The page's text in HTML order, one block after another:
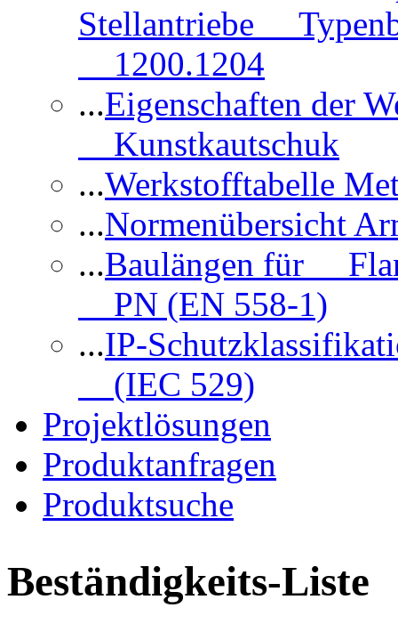
Stellantriebe
1200.1204
...Eigenschaften der
Kunstkautschuk
...Werkstofftabelle
...Normenübersicht
...Baulängen für
PN (EN 558-1)
...IP-
(IEC 529)
Projektlösungen
Produktanfragen
Produktsuche
Beständigkeits-Liste